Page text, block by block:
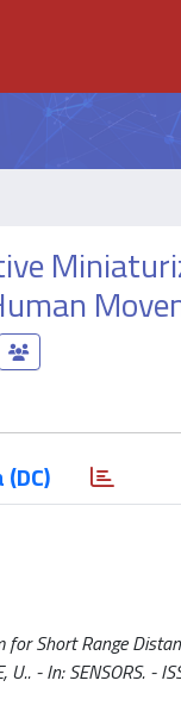
Short Range
U.. - In: SENSORS.